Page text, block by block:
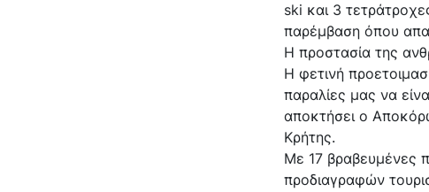
ski και 3
παρέμβαση όπου
Η προστασία της
Η φετινή
παραλίες μας να
αποκτήσει ο
Κρήτης.
Με 17 βραβευμένες
προδιαγραφών